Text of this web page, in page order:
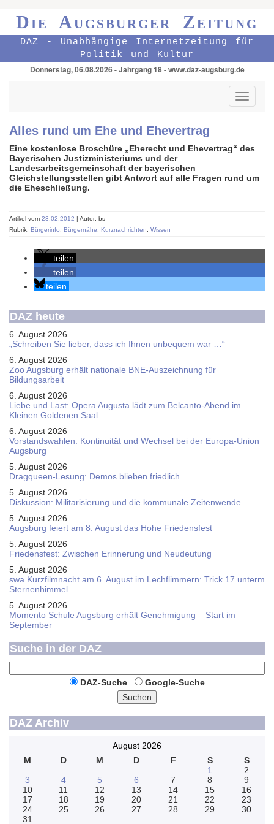
Die Augsburger Zeitung
DAZ - Unabhängige Internetzeitung für
Politik und Kultur
Donnerstag, 06.08.2026 - Jahrgang 18 - www.daz-augsburg.de
Toggle
Alles rund um Ehe und Ehevertrag
Eine kostenlose Broschüre „Eherecht und Ehevertrag“ des
Bayerischen Justizministeriums und der
Landesarbeitsgemeinschaft der bayerischen
Gleichstellungsstellen gibt Antwort auf alle Fragen rund um
die Eheschließung.
Artikel vom 23.02.2012 | Autor: bs
Rubrik: Bürgerinfo Bürgernähe Kurznachrichten Wissen
teilen
teilen
teilen
DAZ heute
6. August 2026
„Schreiben Sie lieber, dass ich Ihnen unbequem war …“
6. August 2026
Zoo Augsburg erhält nationale BNE-Auszeichnung für
Bildungsarbeit
6. August 2026
Liebe und Last: Opera Augusta lädt zum Belcanto-Abend im
Kleinen Goldenen Saal
6. August 2026
Vorstandswahlen: Kontinuität und Wechsel bei der Europa-Union
Augsburg
5. August 2026
Dragqueen-Lesung: Demos blieben friedlich
5. August 2026
Diskussion: Mi­li­ta­ri­sie­rung und die kommunale Zeitenwende
5. August 2026
Augsburg feiert am 8. August das Hohe Friedensfest
5. August 2026
Friedensfest: Zwischen Erinnerung und Neudeutung
5. August 2026
swa Kurz­film­nacht am 6. August im Lech­flim­mern: Trick 17 unterm
Sternen­himmel
5. August 2026
Momento Schule Augsburg erhält Genehmigung – Start im
September
Suche in der DAZ
DAZ-Suche
Google-Suche
Suchen
DAZ Archiv
August 2026
M
D M D F S
S
1
2
3
4 5 6 7 8
9
10
11 12 13 14 15
16
17
18 19 20 21 22
23
24
25 26 27 28 29
30
31